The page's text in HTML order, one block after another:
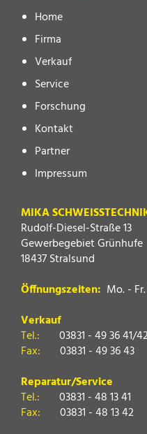
Home
Firma
Verkauf
Service
Forschung
Kontakt
Partner
Impressum
MIKA
Rudolf-Diesel-Straße 13
Gewerbegebiet Grünhufe
18437 Stralsund
Öffnungszeiten: Mo. -
Verkauf
Tel.: 03831 - 49 36 41/
Fax: 03831 - 49 36 43
Reparatur/Service
Tel.: 03831 - 48 13 41
Fax: 03831 - 48 13 42